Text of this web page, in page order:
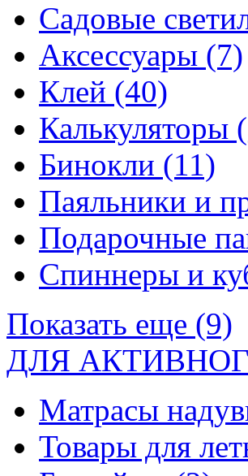
Садовые
Аксессуары (7)
Клей (40)
Калькуляторы
Бинокли (11)
Паяльники и
Подарочные
Спиннеры и
Показать еще (9)
ДЛЯ
Матрасы
Товары для